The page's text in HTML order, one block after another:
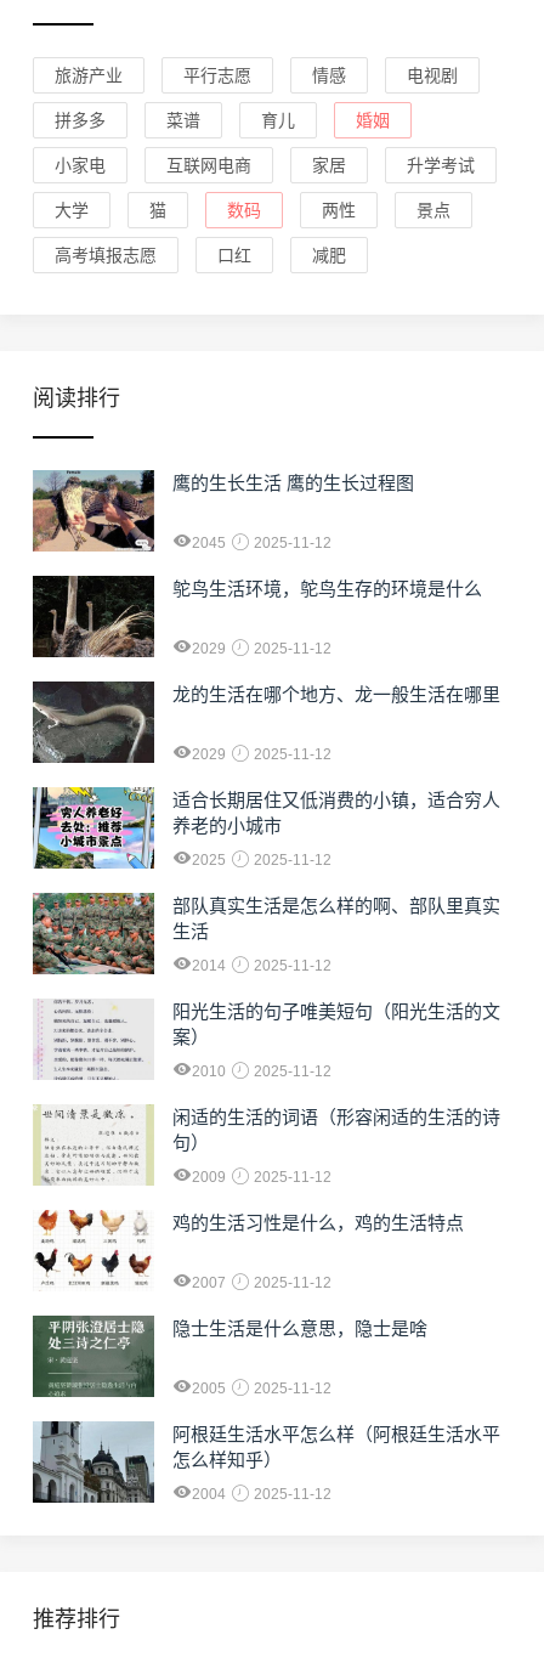
旅游产业 平行志愿 情感 电视剧
拼多多 菜谱 育儿 婚姻
小家电 互联网电商 家居 升学考试
大学 猫 数码 两性 景点
高考填报志愿 口红 减肥
阅读排行
鹰的生长生活 鹰的生长过程图
2045 2025-11-12
鸵鸟生活环境，鸵鸟生存的环境是什么
2029 2025-11-12
龙的生活在哪个地方、龙一般生活在哪里
2029 2025-11-12
适合长期居住又低消费的小镇，适合穷人
养老的小城市
2025 2025-11-12
部队真实生活是怎么样的啊、部队里真实
生活
2014 2025-11-12
阳光生活的句子唯美短句（阳光生活的文
案）
2010 2025-11-12
闲适的生活的词语（形容闲适的生活的诗
句）
2009 2025-11-12
鸡的生活习性是什么，鸡的生活特点
2007 2025-11-12
隐士生活是什么意思，隐士是啥
2005 2025-11-12
阿根廷生活水平怎么样（阿根廷生活水平
怎么样知乎）
2004 2025-11-12
推荐排行